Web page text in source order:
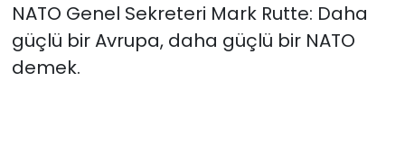
NATO Genel Sekreteri Mark Rutte: Daha
güçlü bir Avrupa, daha güçlü bir NATO
demek.